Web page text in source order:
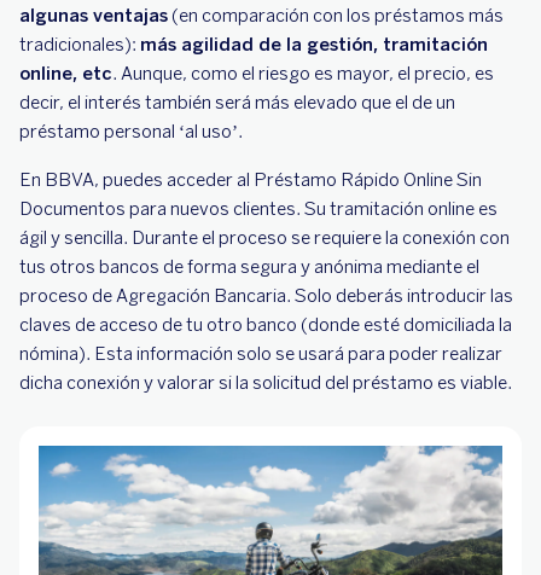
algunas ventajas (en comparación con los préstamos más
tradicionales): más agilidad de la gestión, tramitación
online, etc. Aunque, como el riesgo es mayor, el precio, es
decir, el interés también será más elevado que el de un
préstamo personal ‘al uso’.
En BBVA, puedes acceder al Préstamo Rápido Online Sin
Documentos para nuevos clientes. Su tramitación online es
ágil y sencilla. Durante el proceso se requiere la conexión con
tus otros bancos de forma segura y anónima mediante el
proceso de Agregación Bancaria. Solo deberás introducir las
claves de acceso de tu otro banco (donde esté domiciliada la
nómina). Esta información solo se usará para poder realizar
dicha conexión y valorar si la solicitud del préstamo es viable.